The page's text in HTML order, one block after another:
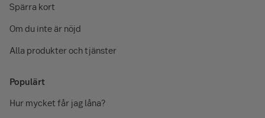
Spärra kort
Om du inte är nöjd
Alla produkter och tjänster
Populärt
Hur mycket får jag låna?